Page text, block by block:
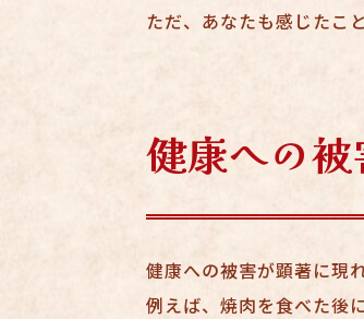
ただ、あなたも感じたこ
健康への被
健康への被害が顕著に現れ
例えば、焼肉を食べた後